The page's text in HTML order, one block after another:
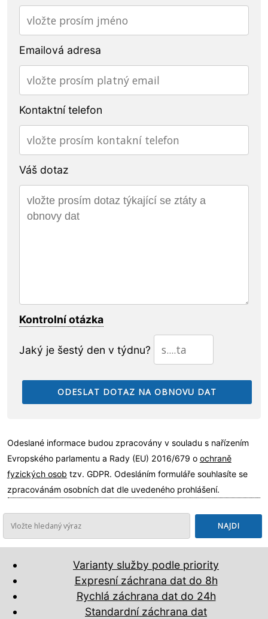
Emailová adresa
Kontaktní telefon
Váš dotaz
Kontrolní otázka
Jaký je šestý den v týdnu?
Odeslané informace budou zpracovány v souladu s nařízením
Evropského parlamentu a Rady (EU) 2016/679 o ochraně
fyzických osob tzv. GDPR. Odesláním formuláře souhlasíte se
zpracovánám osobních dat dle uvedeného prohlášení.
Varianty služby podle priority
Expresní záchrana dat do 8h
Rychlá záchrana dat do 24h
Standardní záchrana dat